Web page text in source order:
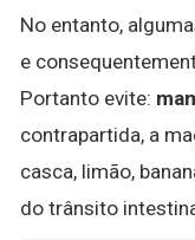
No entanto,
e
Portanto evite:
contrapartida, a
casca, limão,
do trânsito